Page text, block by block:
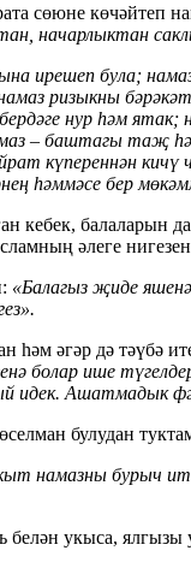
сөюне көчәйтеп
начарлыктан
ирешеп була;
намаз ризыкны
нур һәм
– баштагы таҗ
күпереннән
һәммәсе бер
балаларын
әлеге
«Балагыз җиде
әгәр дә тәүбә
болар ише
идек. Ашатмадык
булудан
намазны бурыч
белән укыса,